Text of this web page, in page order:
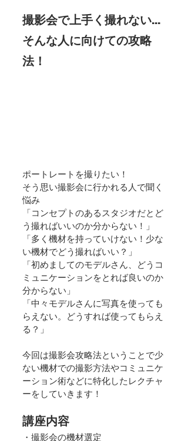
撮影会で上手く撮れない…
そんな人に向けての攻略
法！
ポートレートを撮りたい！
そう思い撮影会に行かれる人で聞く
悩み
「コンセプトのあるスタジオだとど
う撮ればいいのか分からない！」
「多く機材を持っていけない！少な
い機材でどう撮ればいい？」
「初めましてのモデルさん、どうコ
ミュニケーションをとれば良いのか
分からない」
「中々モデルさんに写真を使っても
らえない。どうすれば使ってもらえ
る？」
今回は撮影会攻略法ということで少
ない機材での撮影方法やコミュニケ
ーション術などに特化したレクチャ
ーをしていきます！
講座内容
・撮影会の機材選定